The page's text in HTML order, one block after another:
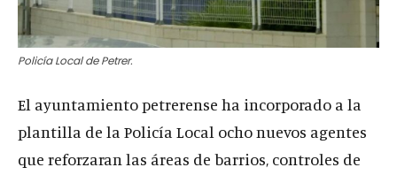
Policía Local de Petrer.
El ayuntamiento petrerense ha incorporado a la
plantilla de la Policía Local ocho nuevos agentes
que reforzaran las áreas de barrios, controles de